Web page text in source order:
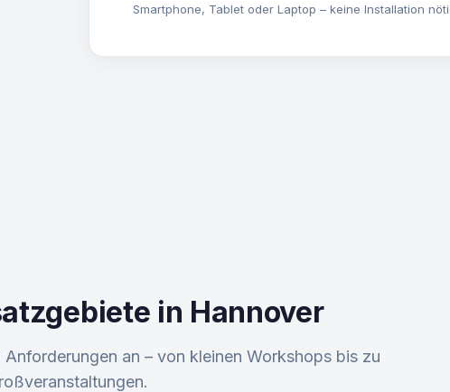
Smartphone, Tablet oder Laptop – keine Installation
in Hannover
an – von kleinen Workshops bis zu